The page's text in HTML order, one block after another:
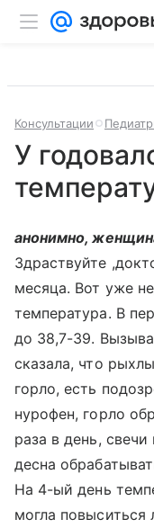
Консультации
У
анонимно,
Здраствуйте
месяца. Вот уже
температура. В
до 38,7-39.
сказала, что
горло, есть
нурофен, горло
раза в день,
десна
На 4-ый день
могла